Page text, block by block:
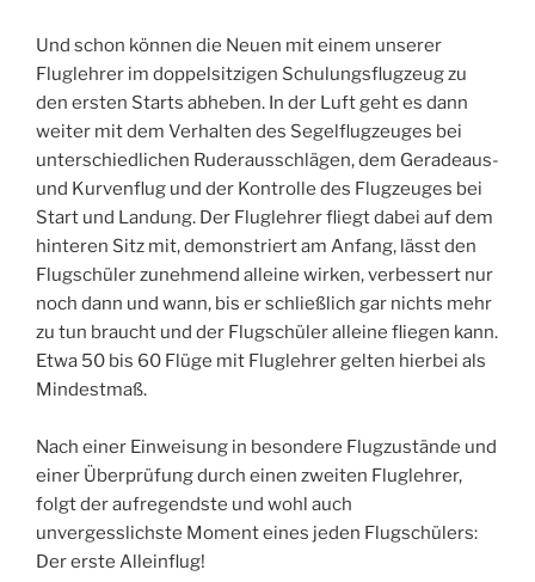
Und schon können die Neuen mit einem unserer
Fluglehrer im doppelsitzigen Schulungsflugzeug zu
den ersten Starts abheben. In der Luft geht es dann
weiter mit dem Verhalten des Segelflugzeuges bei
unterschiedlichen Ruderausschlägen, dem Geradeaus-
und Kurvenflug und der Kontrolle des Flugzeuges bei
Start und Landung. Der Fluglehrer fliegt dabei auf dem
hinteren Sitz mit, demonstriert am Anfang, lässt den
Flugschüler zunehmend alleine wirken, verbessert nur
noch dann und wann, bis er schließlich gar nichts mehr
zu tun braucht und der Flugschüler alleine fliegen kann.
Etwa 50 bis 60 Flüge mit Fluglehrer gelten hierbei als
Mindestmaß.
Nach einer Einweisung in besondere Flugzustände und
einer Überprüfung durch einen zweiten Fluglehrer,
folgt der aufregendste und wohl auch
unvergesslichste Moment eines jeden Flugschülers:
Der erste Alleinflug!